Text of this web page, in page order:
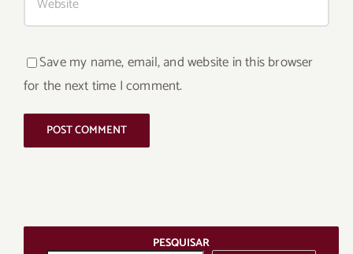
Save my name, email, and website in this browser
for the next time I comment.
PESQUISAR